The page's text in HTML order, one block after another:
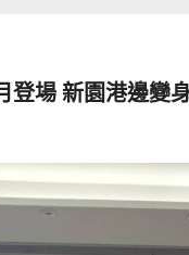
場 新園港邊變